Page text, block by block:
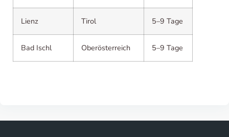
Lienz Tirol 5–9 Tage
Bad Ischl Oberösterreich 5–9 Tage